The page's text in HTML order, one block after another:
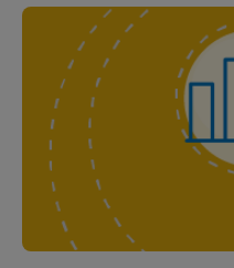
BT Pay
Evenimente
Podcast
The MacRO Zone